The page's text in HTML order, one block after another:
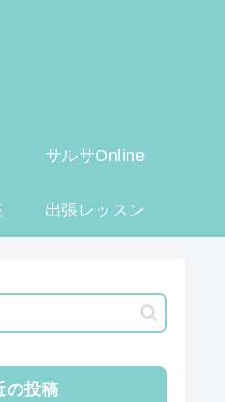
サルサOnline
出張レッスン
の投稿